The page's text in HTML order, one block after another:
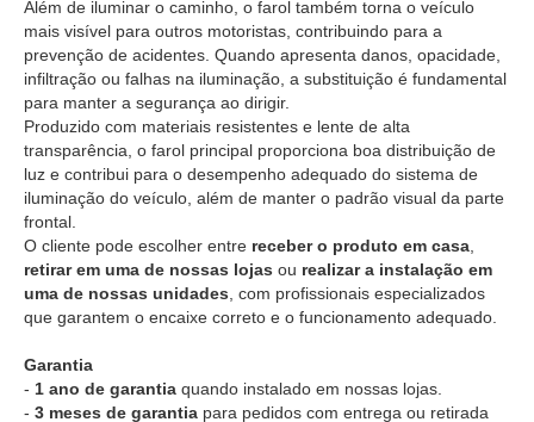
Além de iluminar o caminho, o farol também torna o veículo
mais visível para outros motoristas, contribuindo para a
prevenção de acidentes. Quando apresenta danos, opacidade,
infiltração ou falhas na iluminação, a substituição é fundamental
para manter a segurança ao dirigir.
Produzido com materiais resistentes e lente de alta
transparência, o farol principal proporciona boa distribuição de
luz e contribui para o desempenho adequado do sistema de
iluminação do veículo, além de manter o padrão visual da parte
frontal.
O cliente pode escolher entre receber o produto em casa
retirar em uma de nossas lojas ou realizar a instalação em
uma de nossas unidades , com profissionais especializados
que garantem o encaixe correto e o funcionamento adequado.
Garantia
- 1 ano de garantia quando instalado em nossas lojas.
- 3 meses de garantia para pedidos com entrega ou retirada